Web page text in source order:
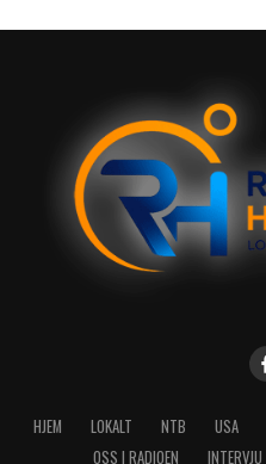
HJEM LOKALT NTB USA
OSS I RADIOEN
INTERVJU